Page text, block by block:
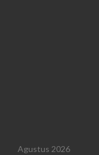
Agustus 2026